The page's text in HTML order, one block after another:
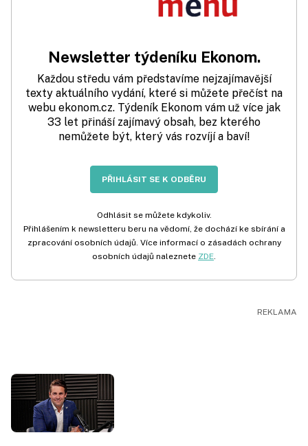
Newsletter týdeníku Ekonom.
Každou středu vám představíme nejzajímavější
texty aktuálního vydání, které si můžete přečíst na
webu ekonom.cz. Týdeník Ekonom vám už více jak
33 let přináší zajímavý obsah, bez kterého
nemůžete být, který vás rozvíjí a baví!
PŘIHLÁSIT SE K ODBĚRU
Odhlásit se můžete kdykoliv.
Přihlášením k newsletteru beru na vědomí, že dochází ke sbírání a
zpracování osobních údajů. Více informací o zásadách ochrany
osobních údajů naleznete ZDE.